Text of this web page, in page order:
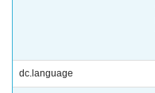
dc.language